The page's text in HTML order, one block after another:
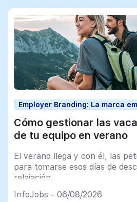
Employer Branding: La marca
Cómo gestionar las
de tu equipo en verano
El verano llega y con él, las
para tomarse esos días de
relajación
InfoJobs - 06/08/2026